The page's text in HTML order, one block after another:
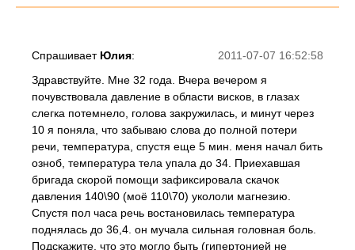
2011-07-07 16:52:58
Спрашивает Юлия:
Здравствуйте. Мне 32 года. Вчера вечером я
почувствовала давление в области висков, в глазах
слегка потемнело, голова закружилась, и минут через
10 я поняла, что забываю слова до полной потери
речи, температура, спустя еще 5 мин. меня начал бить
озноб, температура тела упала до 34. Приехавшая
бригада скорой помощи зафиксировала скачок
давления 140\90 (моё 110\70) укололи магнезию.
Спустя пол часа речь востановилась температура
поднялась до 36,4. он мучала сильная головная боль.
Подскажите, что это могло быть (гипертонией не